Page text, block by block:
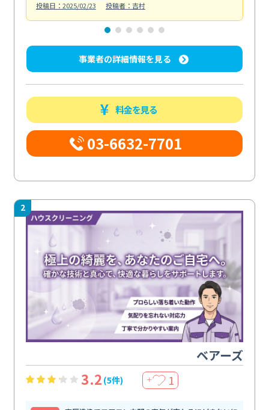
投稿日：2025/02/23
投稿者：吉村
事業者の詳細情報を見る
料金を見る
03-6632-7701
2
ベアーズ
3.2 (5件) ＋ 1